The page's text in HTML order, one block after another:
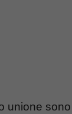
unione sono